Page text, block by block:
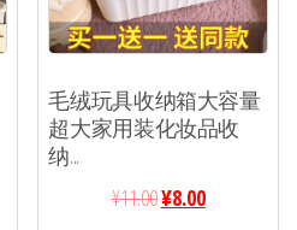
毛绒玩具收纳箱大容量
超大家用装化妆品收
纳...
¥11.00¥8.00